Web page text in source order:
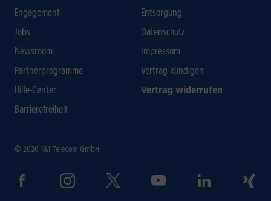
Engagement
Jobs
Newsroom
Partnerprogramme
Hilfe-Center
Barrierefreiheit
Entsorgung
Datenschutz
Impressum
Vertrag kündigen
Vertrag widerrufen
© 2026 1&1 Telecom GmbH